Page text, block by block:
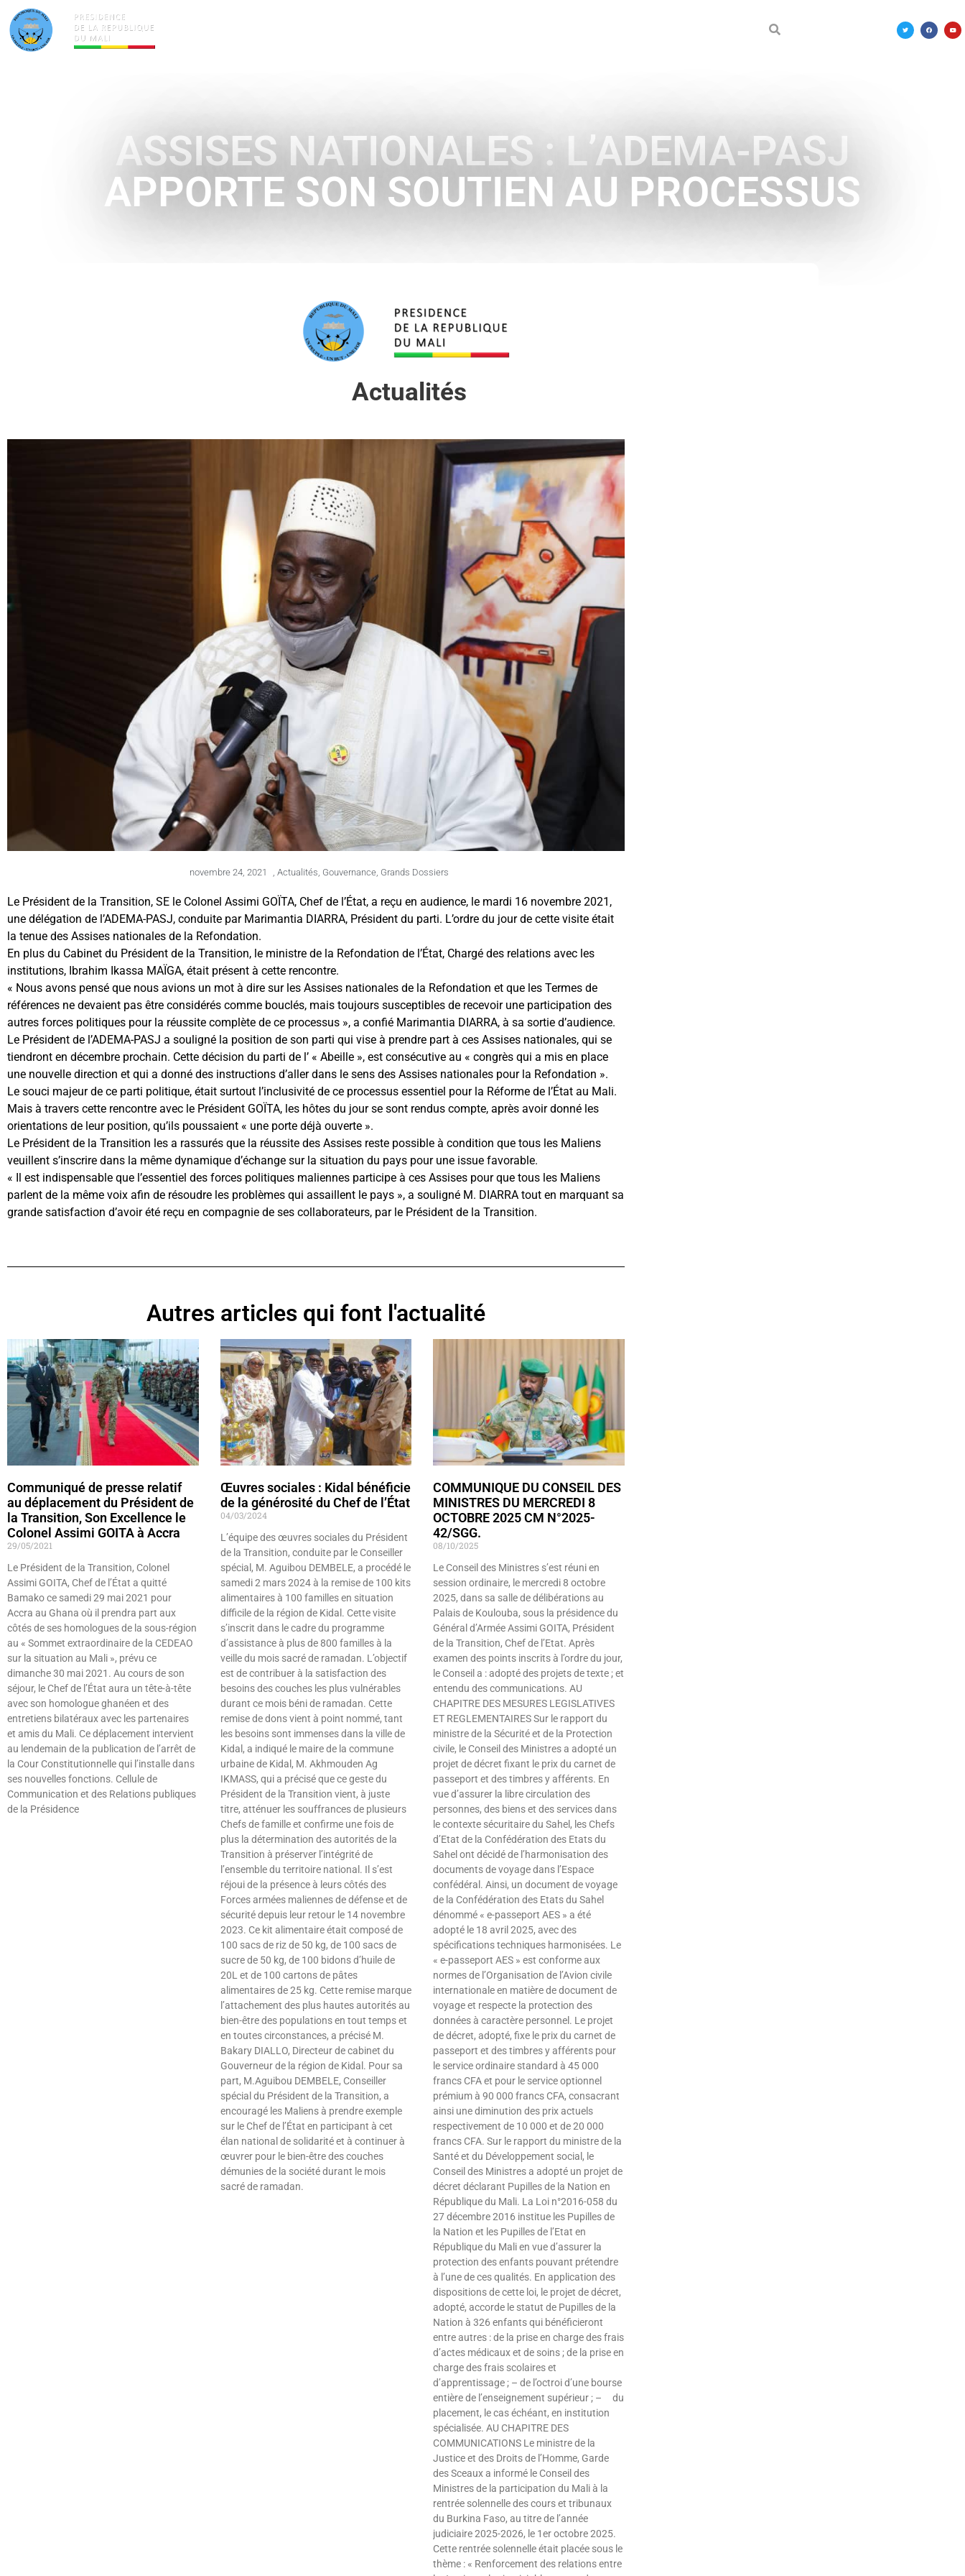
ASSISES NATIONALES : L’ADEMA-PASJ
APPORTE SON SOUTIEN AU PROCESSUS
Actualités
novembre 24, 2021 , Actualités, Gouvernance, Grands Dossiers
Le Président de la Transition, SE le Colonel Assimi GOÏTA, Chef de l’État, a reçu en audience, le mardi 16 novembre 2021,
une délégation de l’ADEMA-PASJ, conduite par Marimantia DIARRA, Président du parti. L’ordre du jour de cette visite était
la tenue des Assises nationales de la Refondation.
En plus du Cabinet du Président de la Transition, le ministre de la Refondation de l’État, Chargé des relations avec les
institutions, Ibrahim Ikassa MAÏGA, était présent à cette rencontre.
« Nous avons pensé que nous avions un mot à dire sur les Assises nationales de la Refondation et que les Termes de
références ne devaient pas être considérés comme bouclés, mais toujours susceptibles de recevoir une participation des
autres forces politiques pour la réussite complète de ce processus », a confié Marimantia DIARRA, à sa sortie d’audience.
Le Président de l’ADEMA-PASJ a souligné la position de son parti qui vise à prendre part à ces Assises nationales, qui se
tiendront en décembre prochain. Cette décision du parti de l’ « Abeille », est consécutive au « congrès qui a mis en place
une nouvelle direction et qui a donné des instructions d’aller dans le sens des Assises nationales pour la Refondation ».
Le souci majeur de ce parti politique, était surtout l’inclusivité de ce processus essentiel pour la Réforme de l’État au Mali.
Mais à travers cette rencontre avec le Président GOÏTA, les hôtes du jour se sont rendus compte, après avoir donné les
orientations de leur position, qu’ils poussaient « une porte déjà ouverte ».
Le Président de la Transition les a rassurés que la réussite des Assises reste possible à condition que tous les Maliens
veuillent s’inscrire dans la même dynamique d’échange sur la situation du pays pour une issue favorable.
« Il est indispensable que l’essentiel des forces politiques maliennes participe à ces Assises pour que tous les Maliens
parlent de la même voix afin de résoudre les problèmes qui assaillent le pays », a souligné M. DIARRA tout en marquant sa
grande satisfaction d’avoir été reçu en compagnie de ses collaborateurs, par le Président de la Transition.
Autres articles qui font l'actualité
Communiqué de presse relatif
au déplacement du Président de
la Transition, Son Excellence le
Colonel Assimi GOITA à Accra
29/05/2021
Le Président de la Transition, Colonel
Assimi GOITA, Chef de l’État a quitté
Bamako ce samedi 29 mai 2021 pour
Accra au Ghana où il prendra part aux
côtés de ses homologues de la sous-région
au « Sommet extraordinaire de la CEDEAO
sur la situation au Mali », prévu ce
dimanche 30 mai 2021. Au cours de son
séjour, le Chef de l’État aura un tête-à-tête
avec son homologue ghanéen et des
entretiens bilatéraux avec les partenaires
et amis du Mali. Ce déplacement intervient
au lendemain de la publication de l’arrêt de
la Cour Constitutionnelle qui l’installe dans
ses nouvelles fonctions. Cellule de
Communication et des Relations publiques
de la Présidence
Œuvres sociales : Kidal bénéficie
de la générosité du Chef de l’État
04/03/2024
L’équipe des œuvres sociales du Président
de la Transition, conduite par le Conseiller
spécial, M. Aguibou DEMBELE, a procédé le
samedi 2 mars 2024 à la remise de 100 kits
alimentaires à 100 familles en situation
difficile de la région de Kidal. Cette visite
s’inscrit dans le cadre du programme
d’assistance à plus de 800 familles à la
veille du mois sacré de ramadan. L’objectif
est de contribuer à la satisfaction des
besoins des couches les plus vulnérables
durant ce mois béni de ramadan. Cette
remise de dons vient à point nommé, tant
les besoins sont immenses dans la ville de
Kidal, a indiqué le maire de la commune
urbaine de Kidal, M. Akhmouden Ag
IKMASS, qui a précisé que ce geste du
Président de la Transition vient, à juste
titre, atténuer les souffrances de plusieurs
Chefs de famille et confirme une fois de
plus la détermination des autorités de la
Transition à préserver l’intégrité de
l’ensemble du territoire national. Il s’est
réjoui de la présence à leurs côtés des
Forces armées maliennes de défense et de
sécurité depuis leur retour le 14 novembre
2023. Ce kit alimentaire était composé de
100 sacs de riz de 50 kg, de 100 sacs de
sucre de 50 kg, de 100 bidons d’huile de
20L et de 100 cartons de pâtes
alimentaires de 25 kg. Cette remise marque
l’attachement des plus hautes autorités au
bien-être des populations en tout temps et
en toutes circonstances, a précisé M.
Bakary DIALLO, Directeur de cabinet du
Gouverneur de la région de Kidal. Pour sa
part, M.Aguibou DEMBELE, Conseiller
spécial du Président de la Transition, a
encouragé les Maliens à prendre exemple
sur le Chef de l’État en participant à cet
élan national de solidarité et à continuer à
œuvrer pour le bien-être des couches
démunies de la société durant le mois
sacré de ramadan.
COMMUNIQUE DU CONSEIL DES
MINISTRES DU MERCREDI 8
OCTOBRE 2025 CM N°2025-
42/SGG.
08/10/2025
Le Conseil des Ministres s’est réuni en
session ordinaire, le mercredi 8 octobre
2025, dans sa salle de délibérations au
Palais de Koulouba, sous la présidence du
Général d’Armée Assimi GOITA, Président
de la Transition, Chef de l’Etat. Après
examen des points inscrits à l’ordre du jour,
le Conseil a : adopté des projets de texte ; et
entendu des communications. AU
CHAPITRE DES MESURES LEGISLATIVES
ET REGLEMENTAIRES Sur le rapport du
ministre de la Sécurité et de la Protection
civile, le Conseil des Ministres a adopté un
projet de décret fixant le prix du carnet de
passeport et des timbres y afférents. En
vue d’assurer la libre circulation des
personnes, des biens et des services dans
le contexte sécuritaire du Sahel, les Chefs
d’Etat de la Confédération des Etats du
Sahel ont décidé de l’harmonisation des
documents de voyage dans l’Espace
confédéral. Ainsi, un document de voyage
de la Confédération des Etats du Sahel
dénommé « e-passeport AES » a été
adopté le 18 avril 2025, avec des
spécifications techniques harmonisées. Le
« e-passeport AES » est conforme aux
normes de l’Organisation de l’Avion civile
internationale en matière de document de
voyage et respecte la protection des
données à caractère personnel. Le projet
de décret, adopté, fixe le prix du carnet de
passeport et des timbres y afférents pour
le service ordinaire standard à 45 000
francs CFA et pour le service optionnel
prémium à 90 000 francs CFA, consacrant
ainsi une diminution des prix actuels
respectivement de 10 000 et de 20 000
francs CFA. Sur le rapport du ministre de la
Santé et du Développement social, le
Conseil des Ministres a adopté un projet de
décret déclarant Pupilles de la Nation en
République du Mali. La Loi n°2016-058 du
27 décembre 2016 institue les Pupilles de
la Nation et les Pupilles de l’Etat en
République du Mali en vue d’assurer la
protection des enfants pouvant prétendre
à l’une de ces qualités. En application des
dispositions de cette loi, le projet de décret,
adopté, accorde le statut de Pupilles de la
Nation à 326 enfants qui bénéficieront
entre autres : de la prise en charge des frais
d’actes médicaux et de soins ; de la prise en
charge des frais scolaires et
d’apprentissage ; – de l’octroi d’une bourse
entière de l’enseignement supérieur ; – du
placement, le cas échéant, en institution
spécialisée. AU CHAPITRE DES
COMMUNICATIONS Le ministre de la
Justice et des Droits de l’Homme, Garde
des Sceaux a informé le Conseil des
Ministres de la participation du Mali à la
rentrée solennelle des cours et tribunaux
du Burkina Faso, au titre de l’année
judiciaire 2025-2026, le 1er octobre 2025.
Cette rentrée solennelle était placée sous le
thème : « Renforcement des relations entre